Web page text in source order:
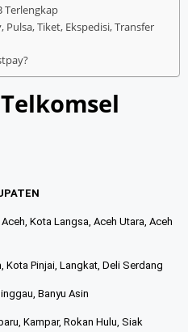
Terlengkap
Pulsa, Tiket, Ekspedisi, Transfer
Kota Langsa, Aceh Utara, Aceh
Kota Pinjai, Langkat, Deli Serdang
Banyu Asin
Kampar, Rokan Hulu, Siak